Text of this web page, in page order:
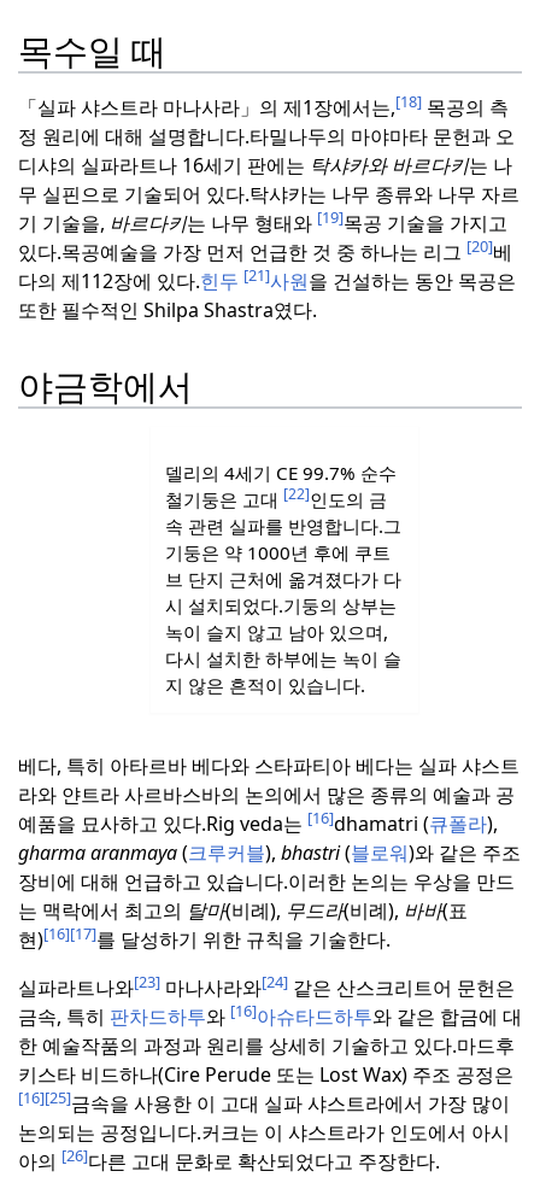
목수일 때
「실파 샤스트라 마나사라」의 제1장에서는,[18] 목공의 측
정 원리에 대해 설명합니다.타밀나두의 마야마타 문헌과 오
디샤의 실파라트나 16세기 판에는 탁샤카와 바르다키는 나
무 실핀으로 기술되어 있다.탁샤카는 나무 종류와 나무 자르
기 기술을, 바르다키는 나무 형태와 [19]목공 기술을 가지고
있다.목공예술을 가장 먼저 언급한 것 중 하나는 리그 [20]베
다의 제112장에 있다.힌두 [21]사원을 건설하는 동안 목공은
또한 필수적인 Shilpa Shastra였다.
야금학에서
델리의 4세기 CE 99.7% 순수
철기둥은 고대 [22]인도의 금
속 관련 실파를 반영합니다.그
기둥은 약 1000년 후에 쿠트
브 단지 근처에 옮겨졌다가 다
시 설치되었다.기둥의 상부는
녹이 슬지 않고 남아 있으며,
다시 설치한 하부에는 녹이 슬
지 않은 흔적이 있습니다.
베다, 특히 아타르바 베다와 스타파티아 베다는 실파 샤스트
라와 얀트라 사르바스바의 논의에서 많은 종류의 예술과 공
예품을 묘사하고 있다.Rig veda는 [16]dhamatri (큐폴라),
gharma aranmaya(크루커블), bhastri(블로워)와 같은 주조
장비에 대해 언급하고 있습니다.이러한 논의는 우상을 만드
는 맥락에서 최고의 탈마(비례), 무드라(비례), 바바(표
현)[16][17]를 달성하기 위한 규칙을 기술한다.
실파라트나와[23] 마나사라와[24] 같은 산스크리트어 문헌은
금속, 특히 판차드하투와 [16]아슈타드하투와 같은 합금에 대
한 예술작품의 과정과 원리를 상세히 기술하고 있다.마드후
키스타 비드하나(Cire Perude 또는 Lost Wax) 주조 공정은
[16][25]금속을 사용한 이 고대 실파 샤스트라에서 가장 많이
논의되는 공정입니다.커크는 이 샤스트라가 인도에서 아시
아의 [26]다른 고대 문화로 확산되었다고 주장한다.